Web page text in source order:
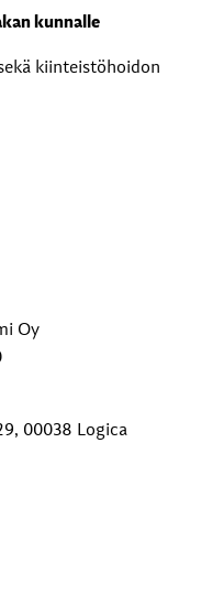
kunnalle
kiinteistöhoidon
Oy
00038 Logica